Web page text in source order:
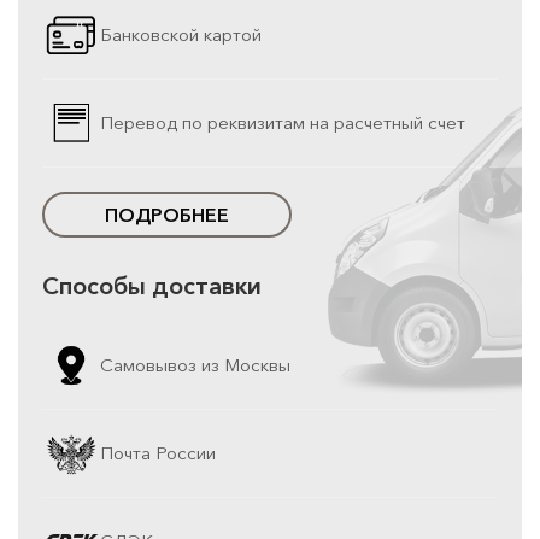
Банковской картой
Перевод по реквизитам на расчетный счет
ПОДРОБНЕЕ
Способы доставки
Самовывоз из Москвы
Почта России